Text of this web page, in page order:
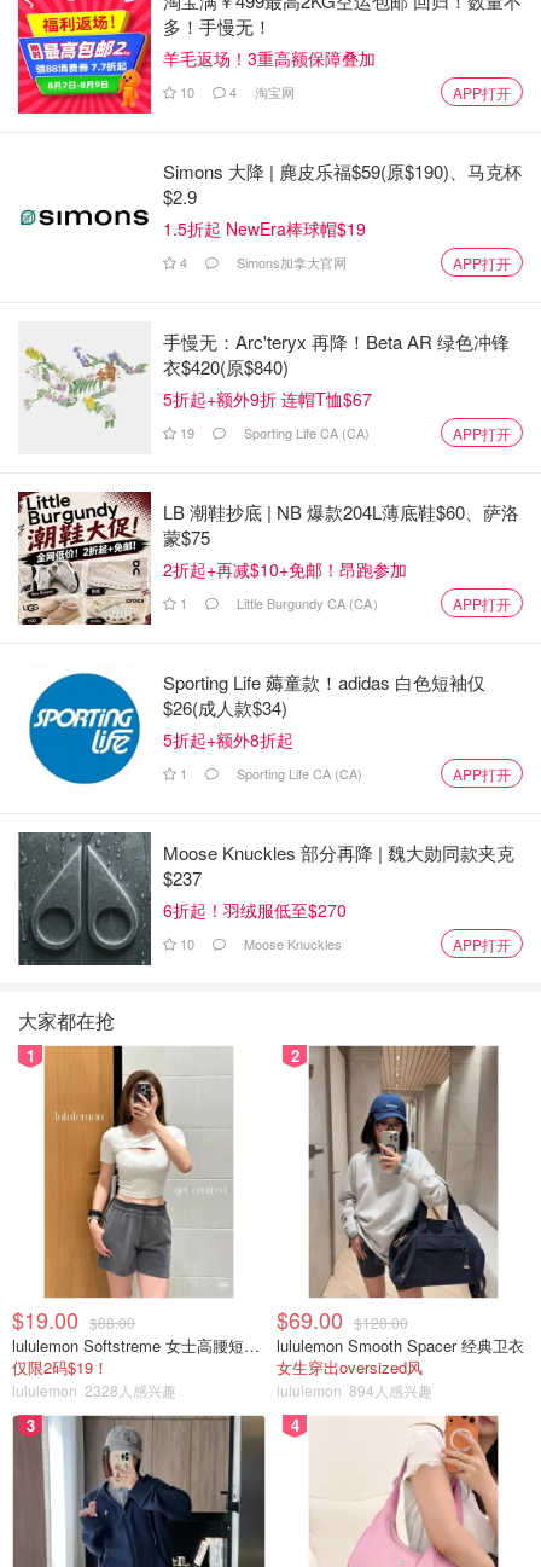
多！手慢无！
羊毛返场！3重高额保障叠加
10 4 淘宝网 APP打开
Simons 大降 | 麂皮乐福$59(原$190)、马克杯
$2.9
1.5折起 NewEra棒球帽$19
4 Simons加拿大官网 APP打开
手慢无：Arc'teryx 再降！Beta AR 绿色冲锋
衣$420(原$840)
5折起+额外9折 连帽T恤$67
19 Sporting Life CA (CA) APP打开
LB 潮鞋抄底 | NB 爆款204L薄底鞋$60、萨洛
蒙$75
2折起+再减$10+免邮！昂跑参加
1 Little Burgundy CA (CA） APP打开
Sporting Life 薅童款！adidas 白色短袖仅
$26(成人款$34)
5折起+额外8折起
1 Sporting Life CA (CA) APP打开
Moose Knuckles 部分再降 | 魏大勋同款夹克
$237
6折起！羽绒服低至$270
10 Moose Knuckles APP打开
大家都在抢
1
$19.00 $88.00
lululemon Softstreme 女士高腰短裤 10cm
仅限2码$19！
lululemon 2328人感兴趣
2
$69.00 $128.00
lululemon Smooth Spacer 经典卫衣
女生穿出oversized风
lululemon 894人感兴趣
3 4